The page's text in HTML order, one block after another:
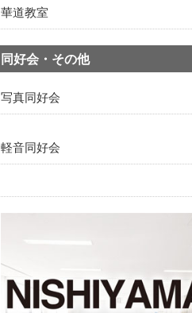
華道教室
同好会・その他
写真同好会
軽音同好会